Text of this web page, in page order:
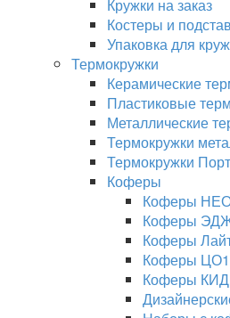
Кружки на заказ
Костеры и
Упаковка для
Термокружки
Керамические
Пластиковые
Металлические
Термокружки
Термокружки
Коферы
Коферы
Коферы
Коферы
Коферы
Коферы